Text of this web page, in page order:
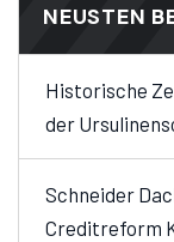
NEUSTEN
Historische
der
Schneider
Creditreform